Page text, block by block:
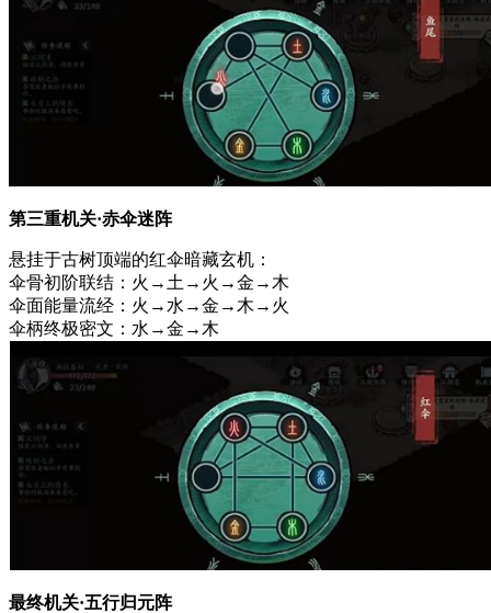
第三重机关·赤伞迷阵
悬挂于古树顶端的红伞暗藏玄机：
伞骨初阶联结：火→土→火→金→木
伞面能量流经：火→水→金→木→火
伞柄终极密文：水→金→木
最终机关·五行归元阵